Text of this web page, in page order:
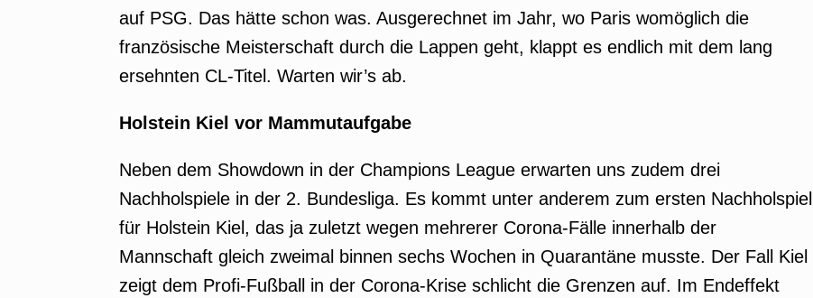
auf PSG. Das hätte schon was. Ausgerechnet im Jahr, wo Paris womöglich die
französische Meisterschaft durch die Lappen geht, klappt es endlich mit dem lang
ersehnten CL-Titel. Warten wir’s ab.
Holstein Kiel vor Mammutaufgabe
Neben dem Showdown in der Champions League erwarten uns zudem drei
Nachholspiele in der 2. Bundesliga. Es kommt unter anderem zum ersten Nachholspiel
für Holstein Kiel, das ja zuletzt wegen mehrerer Corona-Fälle innerhalb der
Mannschaft gleich zweimal binnen sechs Wochen in Quarantäne musste. Der Fall Kiel
zeigt dem Profi-Fußball in der Corona-Krise schlicht die Grenzen auf. Im Endeffekt